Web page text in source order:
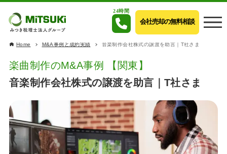
24時間
会社売却の無料相談
Home M&A事例と成約実績 音楽制作会社株式の譲渡を助言｜T社さま
楽曲制作のM&A事例 【関東】
音楽制作会社株式の譲渡を助言｜T社さま